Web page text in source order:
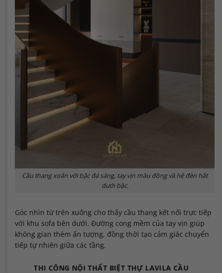
Cầu thang xoắn với bậc đá sáng, tay vịn màu đồng và hệ đèn hắt
dưới bậc.
Góc nhìn từ trên xuống cho thấy cầu thang kết nối trực tiếp
với khu sofa bên dưới. Đường cong mềm của tay vịn giúp
không gian thêm ấn tượng, đồng thời tạo cảm giác chuyển
tiếp tự nhiên giữa các tầng.
THI CÔNG NỘI THẤT BIỆT THỰ LAVILA CẦU